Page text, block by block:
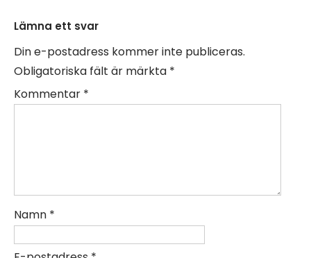
Lämna ett svar
Din e-postadress kommer inte publiceras.
Obligatoriska fält är märkta *
Kommentar *
Namn *